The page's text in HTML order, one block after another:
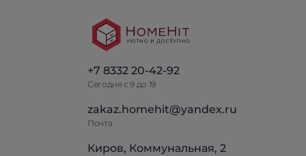
+7 8332 20-42-92
Сегодня с 9 до 19
zakaz.homehit@yandex.ru
Почта
Киров, Коммунальная, 2